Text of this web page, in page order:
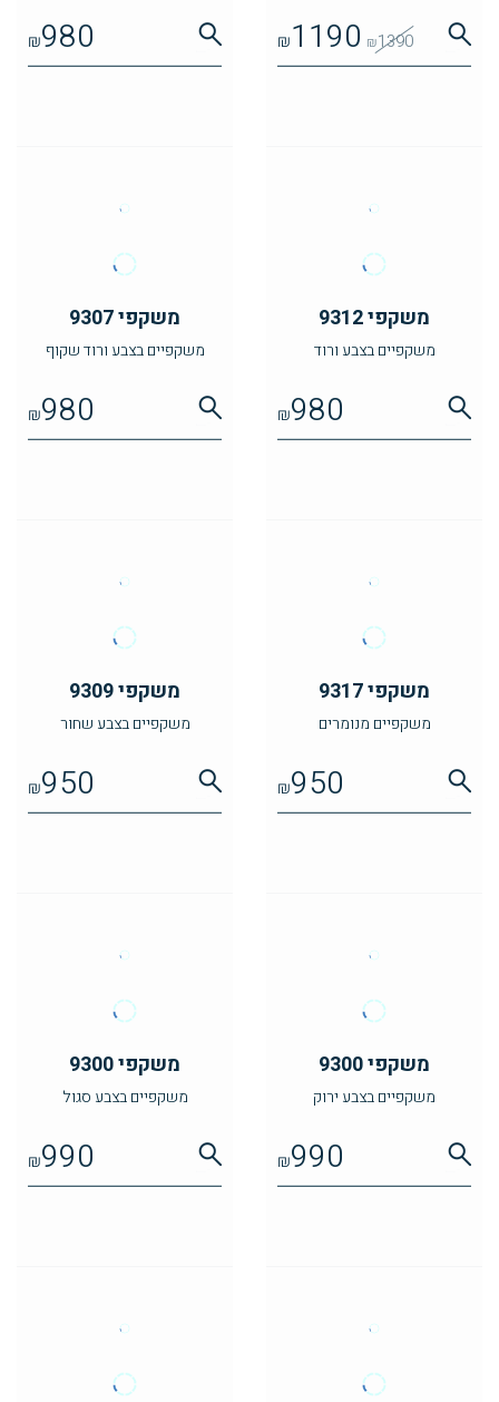
₪1390
₪1190
₪980
משקפי 9312
משקפיים בצבע ורוד
₪980
משקפי 9307
משקפיים בצבע ורוד שקוף
₪980
משקפי 9317
משקפיים מנומרים
₪950
משקפי 9309
משקפיים בצבע שחור
₪950
משקפי 9300
משקפיים בצבע ירוק
₪990
משקפי 9300
משקפיים בצבע סגול
₪990